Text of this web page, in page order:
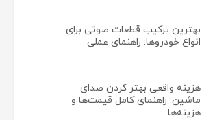
بهترین ترکیب قطعات صوتی برای
انواع خودروها: راهنمای عملی
هزینه واقعی بهتر کردن صدای
ماشین: راهنمای کامل قیمت‌ها و
هزینه‌ها